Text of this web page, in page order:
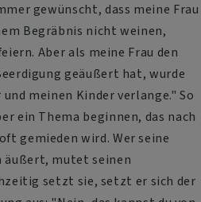
gewünscht, dass meine Frau
Begräbnis nicht weinen,
Aber als meine Frau den
geäußert hat, wurde
meinen Kinder verlange." So
ein Thema beginnen, das nach
gemieden wird. Wer seine
äußert, mutet seinen
setzt sie, setzt er sich der